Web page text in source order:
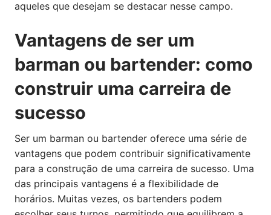
aqueles que desejam se destacar nesse campo.
Vantagens de ser um
barman ou bartender: como
construir uma carreira de
sucesso
Ser um barman ou bartender oferece uma série de
vantagens que podem contribuir significativamente
para a construção de uma carreira de sucesso. Uma
das principais vantagens é a flexibilidade de
horários. Muitas vezes, os bartenders podem